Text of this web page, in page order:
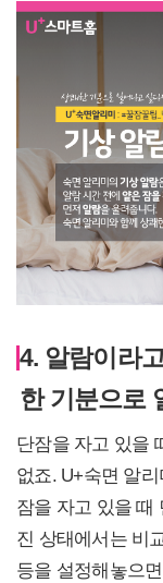
4. 알람이라
한 기분으로
단잠을 자고 있을
없죠. U+숙면 알
잠을 자고 있을 때
진 상태에서는 비
등을 설정해놓으